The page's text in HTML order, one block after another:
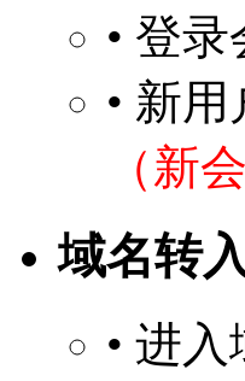
• 登
• 新
（新
域名转
• 进